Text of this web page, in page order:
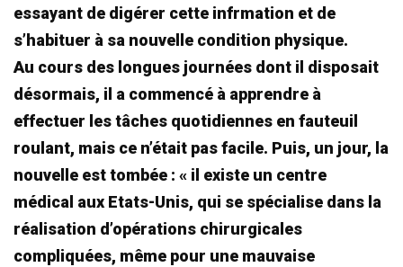
essayant de digérer cette infrmation et de
s’habituer à sa nouvelle condition physique.
Au cours des longues journées dont il disposait
désormais, il a commencé à apprendre à
effectuer les tâches quotidiennes en fauteuil
roulant, mais ce n’était pas facile. Puis, un jour, la
nouvelle est tombée : « il existe un centre
médical aux Etats-Unis, qui se spécialise dans la
réalisation d’opérations chirurgicales
compliquées, même pour une mauvaise